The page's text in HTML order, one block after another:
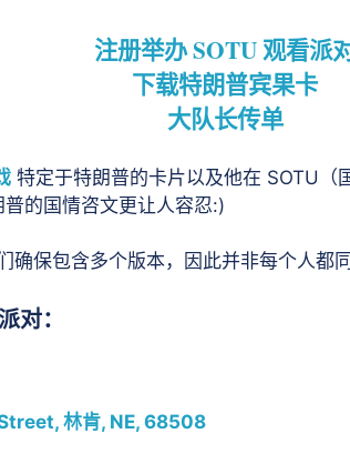
注册举办 SOTU 观看派
下载特朗普宾果卡
大队长传单
特定于特朗普的卡片以及他在 SOTU（
的国情咨文更让人容忍:)
确保包含多个版本，因此并非每个人都
对：
林肯, NE, 68508